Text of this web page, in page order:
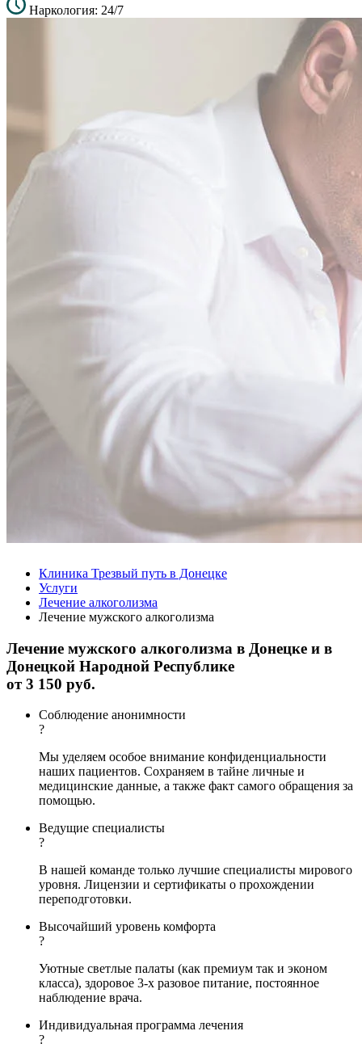
Наркология: 24/7
Клиника Трезвый путь в Донецке
Услуги
Лечение алкоголизма
Лечение мужского алкоголизма
Лечение мужского алкоголизма в Донецке и в
Донецкой Народной Республике
от3 150 руб.
Соблюдение анонимности
?
Мы уделяем особое внимание конфиденциальности
наших пациентов. Сохраняем в тайне личные и
медицинские данные, а также факт самого обращения за
помощью.
Ведущие специалисты
?
В нашей команде только лучшие специалисты мирового
уровня. Лицензии и сертификаты о прохождении
переподготовки.
Высочайший уровень комфорта
?
Уютные светлые палаты (как премиум так и эконом
класса), здоровое 3-х разовое питание, постоянное
наблюдение врача.
Индивидуальная программа лечения
?